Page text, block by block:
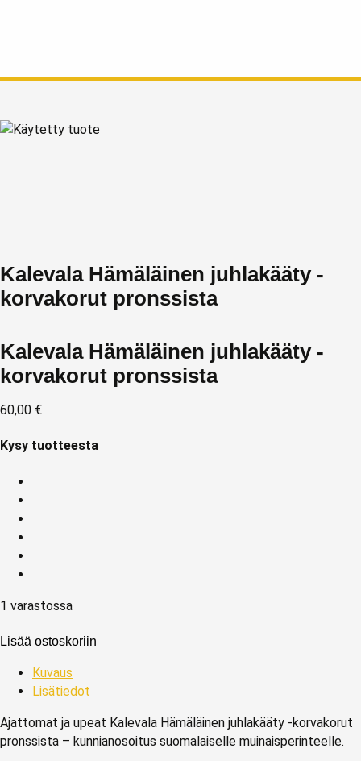
Kalevala Hämäläinen juhlakääty -
korvakorut pronssista
Kalevala Hämäläinen juhlakääty -
korvakorut pronssista
60,00 €
Kysy tuotteesta
1 varastossa
Lisää ostoskoriin
Kuvaus
Lisätiedot
Ajattomat ja upeat Kalevala Hämäläinen juhlakääty -korvakorut
pronssista – kunnianosoitus suomalaiselle muinaisperinteelle.